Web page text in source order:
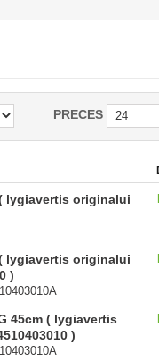
PRECES
( lygiavertis originalui
( lygiavertis originalui
)
45cm ( lygiavertis
)